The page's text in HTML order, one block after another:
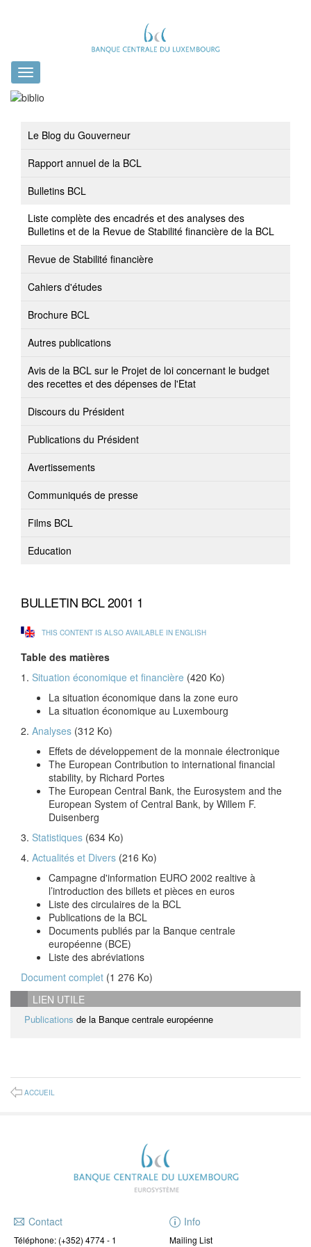
Toggle
navigation
Le Blog du Gouverneur
Rapport annuel de la BCL
Bulletins BCL
Liste complète des encadrés et des analyses des
Bulletins et de la Revue de Stabilité financière de la BCL
Revue de Stabilité financière
Cahiers d'études
Brochure BCL
Autres publications
Avis de la BCL sur le Projet de loi concernant le budget
des recettes et des dépenses de l'Etat
Discours du Président
Publications du Président
Avertissements
Communiqués de presse
Films BCL
Education
BULLETIN BCL 2001 1
THIS CONTENT IS ALSO AVAILABLE IN ENGLISH
Table des matières
1. Situation économique et financière (420 Ko)
La situation économique dans la zone euro
La situation économique au Luxembourg
2. Analyses (312 Ko)
Effets de développement de la monnaie électronique
The European Contribution to international financial
stability, by Richard Portes
The European Central Bank, the Eurosystem and the
European System of Central Bank, by Willem F.
Duisenberg
3. Statistiques (634 Ko)
4. Actualités et Divers (216 Ko)
Campagne d'information EURO 2002 realtive à
l’introduction des billets et pièces en euros
Liste des circulaires de la BCL
Publications de la BCL
Documents publiés par la Banque centrale
européenne (BCE)
Liste des abréviations
Document complet (1 276 Ko)
LIEN UTILE
Publications de la Banque centrale européenne
ACCUEIL
Contact
Téléphone: (+352) 4774 - 1
Info
Mailing List